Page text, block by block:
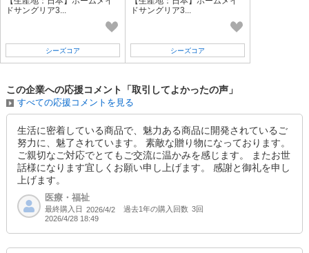
ドサングリア3...
シーズコア
ドサングリア3...
シーズコア
この企業への応援コメント「取引してよかったの声」
すべての応援コメントを見る
生活に密着している商品で、魅力ある商品に開発されているご
努力に、魅了されています。 素敵な贈り物になっております。
ご親切なご対応でとてもご交流に温かみを感じます。 またお世
話様になります宜しくお願い申し上げます。 感謝と御礼を申し
上げます。
医療・福祉
最終購入日 2026/4/2 過去1年の購入回数 3回
2026/4/28 18:49